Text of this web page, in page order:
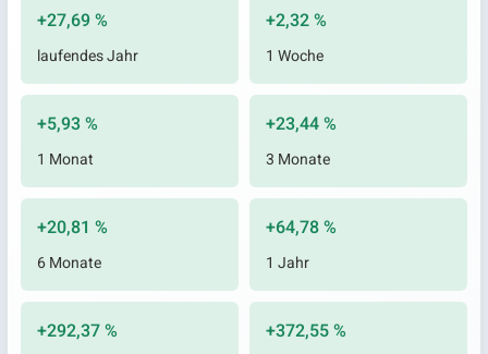
+27,69 %
laufendes Jahr
+2,32 %
1 Woche
+5,93 %
1 Monat
+23,44 %
3 Monate
+20,81 %
6 Monate
+64,78 %
1 Jahr
+292,37 % +372,55 %